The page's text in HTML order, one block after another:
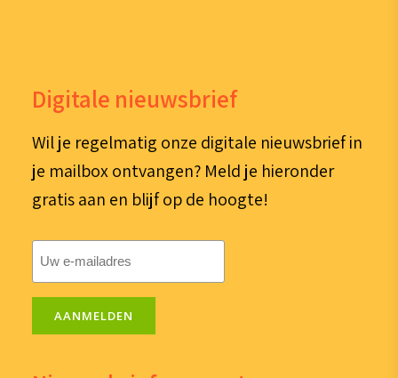
Digitale nieuwsbrief
Wil je regelmatig onze digitale nieuwsbrief in
je mailbox ontvangen? Meld je hieronder
gratis aan en blijf op de hoogte!
mailadres
AANMELDEN